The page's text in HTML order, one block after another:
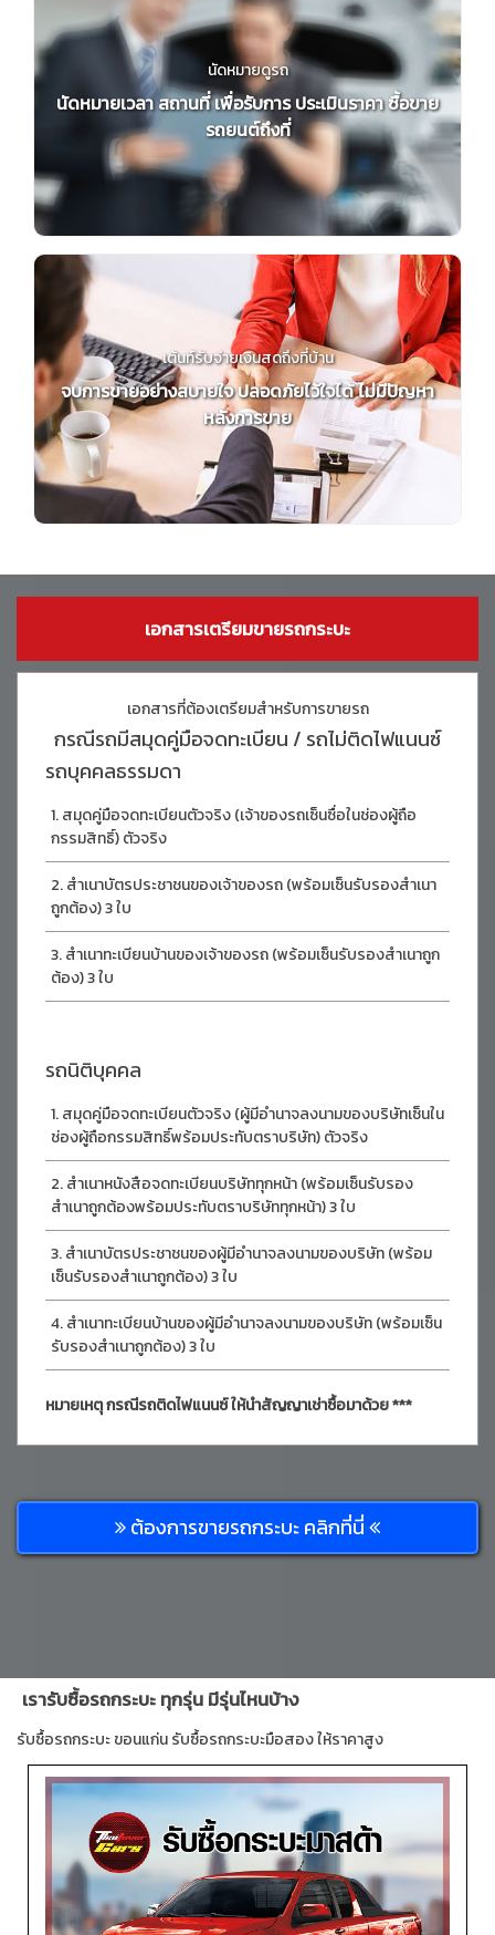
นัดหมายดูรถ
นัดหมายเวลา สถานที่ เพื่อรับการ ประเมินราคา ซื้อขาย
รถยนต์ถึงที่
เต้นท์รับจ่ายเงินสดถึงที่บ้าน
จบการขายอย่างสบายใจ ปลอดภัยไว้ใจได้ ไม่มีปัญหา
หลังการขาย
เอกสารเตรียมขายรถกระบะ
เอกสารที่ต้องเตรียมสำหรับการขายรถ
กรณีรถมีสมุดคู่มือจดทะเบียน / รถไม่ติดไฟแนนซ์
รถบุคคลธรรมดา
สมุดคู่มือจดทะเบียนตัวจริง (เจ้าของรถเซ็นซื่อในช่องผู้ถือ
กรรมสิทธิ์) ตัวจริง
สำเนาบัตรประชาชนของเจ้าของรถ (พร้อมเซ็นรับรองสำเนา
ถูกต้อง) 3 ใบ
สำเนาทะเบียนบ้านของเจ้าของรถ (พร้อมเซ็นรับรองสำเนาถูก
ต้อง) 3 ใบ
รถนิติบุคคล
สมุดคู่มือจดทะเบียนตัวจริง (ผู้มีอำนาจลงนามของบริษัทเซ็นใน
ช่องผู้ถือกรรมสิทธิ์พร้อมประทับตราบริษัท) ตัวจริง
สำเนาหนังสือจดทะเบียนบริษัททุกหน้า (พร้อมเซ็นรับรอง
สำเนาถูกต้องพร้อมประทับตราบริษัททุกหน้า) 3 ใบ
สำเนาบัตรประชาชนของผู้มีอำนาจลงนามของบริษัท (พร้อม
เซ็นรับรองสำเนาถูกต้อง) 3 ใบ
สำเนาทะเบียนบ้านของผู้มีอำนาจลงนามของบริษัท (พร้อมเซ็น
รับรองสำเนาถูกต้อง) 3 ใบ
หมายเหตุ กรณีรถติดไฟแนนซ์ ให้นำสัญญาเช่าซื้อมาด้วย ***
ต้องการขายรถกระบะ คลิกที่นี่
เรารับซื้อรถกระบะ ทุกรุ่น มีรุ่นไหนบ้าง
รับซื้อรถกระบะ ขอนแก่น รับซื้อรถกระบะมือสอง ให้ราคาสูง